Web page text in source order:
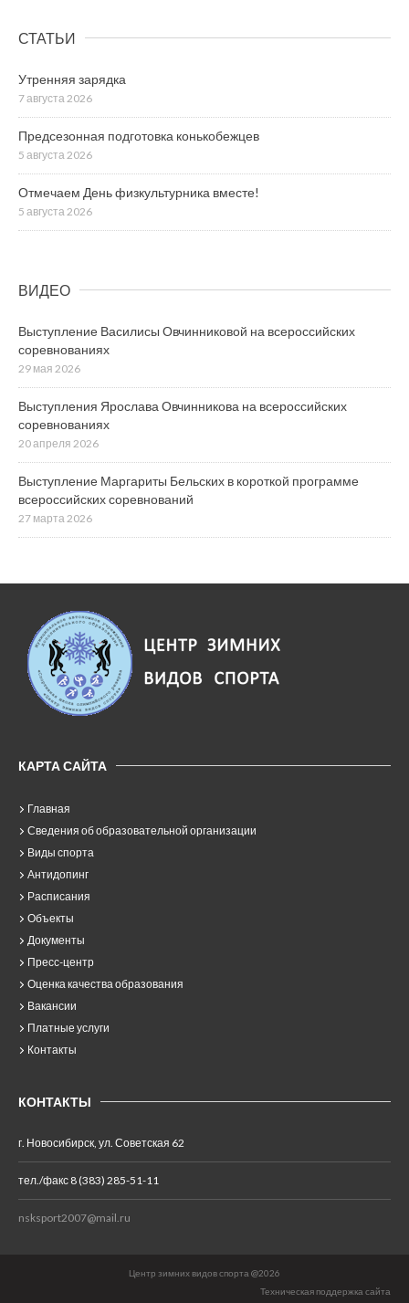
СТАТЬИ
Утренняя зарядка
7 августа 2026
Предсезонная подготовка конькобежцев
5 августа 2026
Отмечаем День физкультурника вместе!
5 августа 2026
ВИДЕО
Выступление Василисы Овчинниковой на всероссийских
соревнованиях
29 мая 2026
Выступления Ярослава Овчинникова на всероссийских
соревнованиях
20 апреля 2026
Выступление Маргариты Бельских в короткой программе
всероссийских соревнований
27 марта 2026
КАРТА САЙТА
Главная
Сведения об образовательной организации
Виды спорта
Антидопинг
Расписания
Объекты
Документы
Пресс-центр
Оценка качества образования
Вакансии
Платные услуги
Контакты
КОНТАКТЫ
г. Новосибирск, ул. Советская 62
тел./факс 8 (383) 285-51-11
nsksport2007@mail.ru
Центр зимних видов спорта @2026
Техническая поддержка сайта